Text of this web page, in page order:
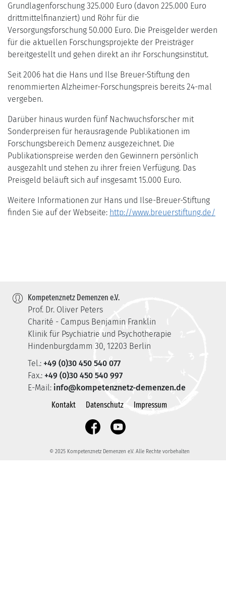
Grundlagenforschung 325.000 Euro (davon 225.000 Euro
drittmittelfinanziert) und Röhr für die
Versorgungsforschung 50.000 Euro. Die Preisgelder werden
für die aktuellen Forschungsprojekte der Preisträger
bereitgestellt und gehen direkt an ihr Forschungsinstitut.
Seit 2006 hat die Hans und Ilse Breuer-Stiftung den
renommierten Alzheimer-Forschungspreis bereits 24-mal
vergeben.
Darüber hinaus wurden fünf Nachwuchsforscher mit
Sonderpreisen für herausragende Publikationen im
Forschungsbereich Demenz ausgezeichnet. Die
Publikationspreise werden den Gewinnern persönlich
ausgezahlt und stehen zu ihrer freien Verfügung. Das
Preisgeld beläuft sich auf insgesamt 15.000 Euro.
Weitere Informationen zur Hans und Ilse-Breuer-Stiftung
finden Sie auf der Webseite: http://www.breuerstiftung.de/
Kompetenznetz Demenzen e.V.
Prof. Dr. Oliver Peters
Charité - Campus Benjamin Franklin
Klinik für Psychiatrie und Psychotherapie
Hindenburgdamm 30, 12203 Berlin
Tel.: +49 (0)30 450 540 077
Fax.: +49 (0)30 450 540 997
E-Mail: info@kompetenznetz-demenzen.de
Kontakt
Datenschutz Impressum
© 2025 Kompetenznetz Demenzen e.V. Alle Rechte vorbehalten